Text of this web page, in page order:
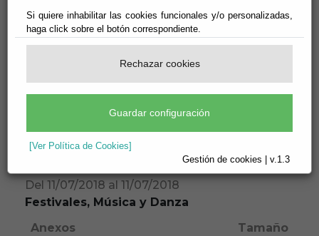
Si quiere inhabilitar las cookies funcionales y/o personalizadas,
haga click sobre el botón correspondiente.
Rechazar cookies
Guardar configuración
[Ver Política de Cookies]
Gestión de cookies | v.1.3
Del 11/07/2018 al 11/07/2018
Festivales, Música y Danza
Anexos
Tamaño